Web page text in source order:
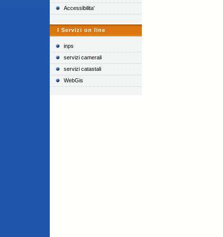
Accessibilita'
I Servizi on line
inps
servizi camerali
servizi catastali
WebGis